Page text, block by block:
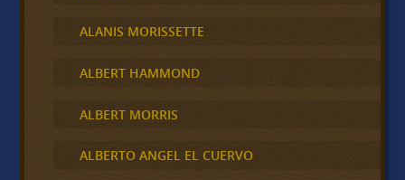
ALANIS MORISSETTE
ALBERT HAMMOND
ALBERT MORRIS
ALBERTO ANGEL EL CUERVO